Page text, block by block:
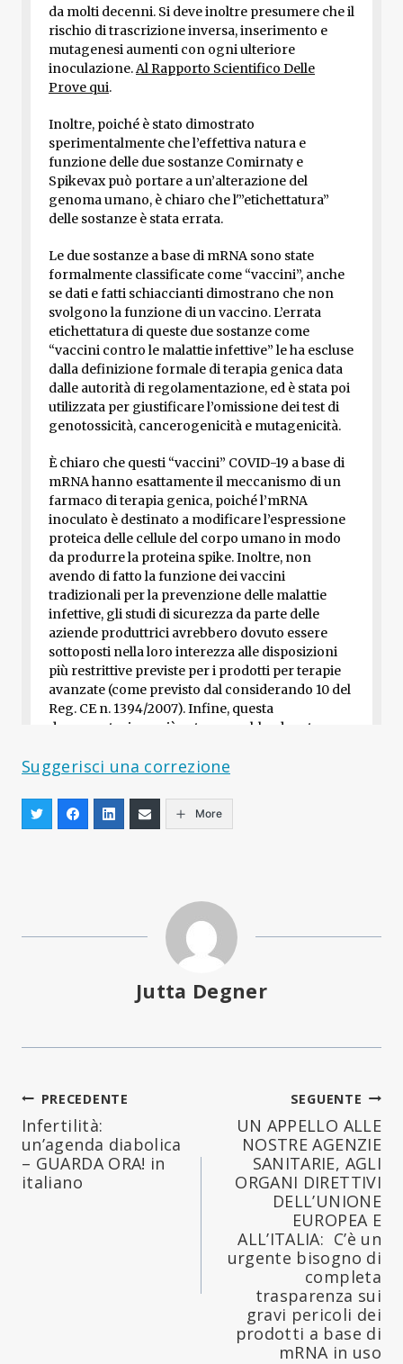
Suggerisci una correzione
More
Jutta Degner
Navigazione
articoli
PRECEDENTE
Infertilità:
un’agenda diabolica
– GUARDA ORA! in
italiano
SEGUENTE
UN APPELLO ALLE
NOSTRE AGENZIE
SANITARIE, AGLI
ORGANI DIRETTIVI
DELL’UNIONE
EUROPEA E
ALL’ITALIA: C’è un
urgente bisogno di
completa
trasparenza sui
gravi pericoli dei
prodotti a base di
mRNA in uso